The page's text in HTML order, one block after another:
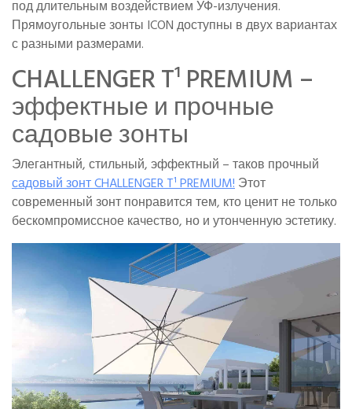
под длительным воздействием УФ-излучения.
Прямоугольные зонты ICON доступны в двух вариантах
с разными размерами.
CHALLENGER T¹ PREMIUM –
эффектные и прочные
садовые зонты
Элегантный, стильный, эффектный – таков прочный
садовый зонт CHALLENGER T¹ PREMIUM!Этот
современный зонт понравится тем, кто ценит не только
бескомпромиссное качество, но и утонченную эстетику.